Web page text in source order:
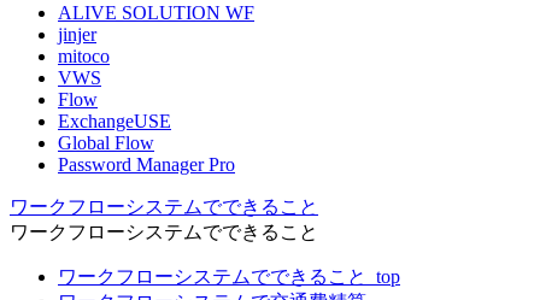
ALIVE SOLUTION WF
jinjer
mitoco
VWS
Flow
ExchangeUSE
Global Flow
Password Manager Pro
ワークフローシステムでできること
ワークフローシステムでできること
ワークフローシステムでできること_top